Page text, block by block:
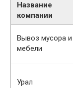
Название
компании
Вывоз мусора и
мебели
Урал